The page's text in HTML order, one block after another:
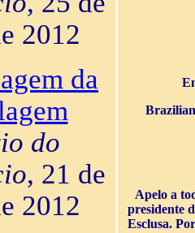
2012
da
do
, 21 de
2012
Apelo a
presidente
Esclusa.